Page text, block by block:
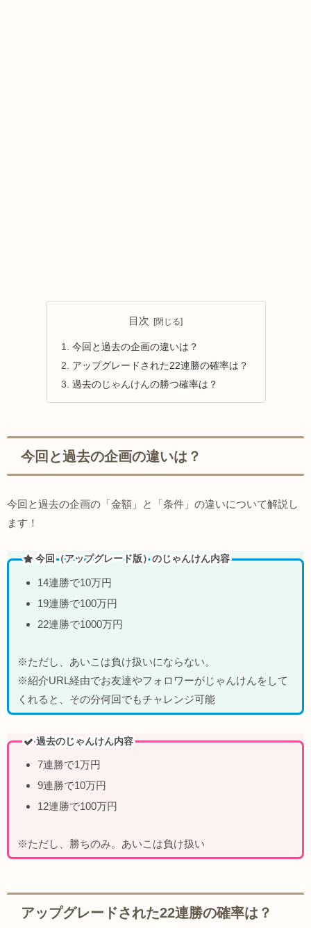
目次
今回と過去の企画の違いは？
アップグレードされた22連勝の確率は？
過去のじゃんけんの勝つ確率は？
今回と過去の企画の違いは？
今回と過去の企画の「金額」と「条件」の違いについて解説し
ます！
今回（アップグレード版）のじゃんけん内容
14連勝で10万円
19連勝で100万円
22連勝で1000万円
※ただし、あいこは負け扱いにならない。
※紹介URL経由でお友達やフォロワーがじゃんけんをして
くれると、その分何回でもチャレンジ可能
過去のじゃんけん内容
7連勝で1万円
9連勝で10万円
12連勝で100万円
※ただし、勝ちのみ。あいこは負け扱い
アップグレードされた22連勝の確率は？